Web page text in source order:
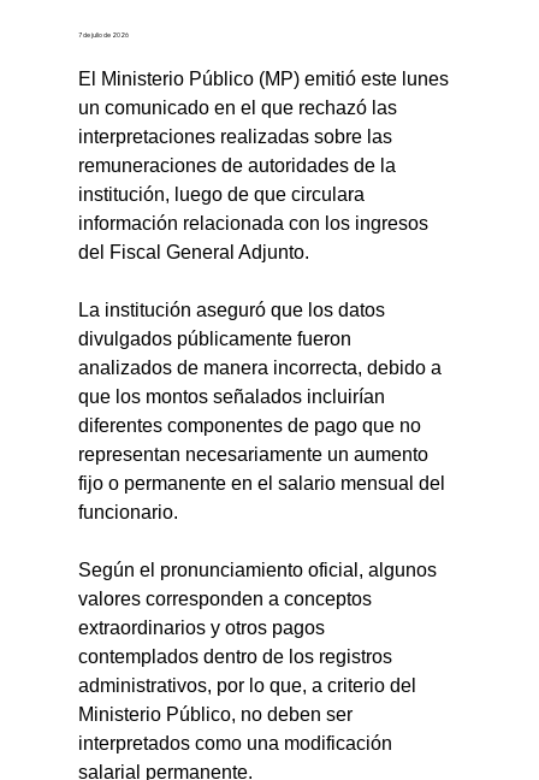
7 de julio de 2026
El Ministerio Público (MP) emitió este lunes
un comunicado en el que rechazó las
interpretaciones realizadas sobre las
remuneraciones de autoridades de la
institución, luego de que circulara
información relacionada con los ingresos
del Fiscal General Adjunto.
La institución aseguró que los datos
divulgados públicamente fueron
analizados de manera incorrecta, debido a
que los montos señalados incluirían
diferentes componentes de pago que no
representan necesariamente un aumento
fijo o permanente en el salario mensual del
funcionario.
Según el pronunciamiento oficial, algunos
valores corresponden a conceptos
extraordinarios y otros pagos
contemplados dentro de los registros
administrativos, por lo que, a criterio del
Ministerio Público, no deben ser
interpretados como una modificación
salarial permanente.